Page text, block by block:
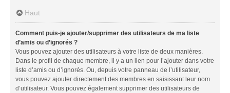
Haut
Comment puis-je ajouter/supprimer des utilisateurs de ma liste
d’amis ou d’ignorés ?
Vous pouvez ajouter des utilisateurs à votre liste de deux manières.
Dans le profil de chaque membre, il y a un lien pour l’ajouter dans votre
liste d’amis ou d’ignorés. Ou, depuis votre panneau de l’utilisateur,
vous pouvez ajouter directement des membres en saisissant leur nom
d’utilisateur. Vous pouvez également supprimer des utilisateurs de